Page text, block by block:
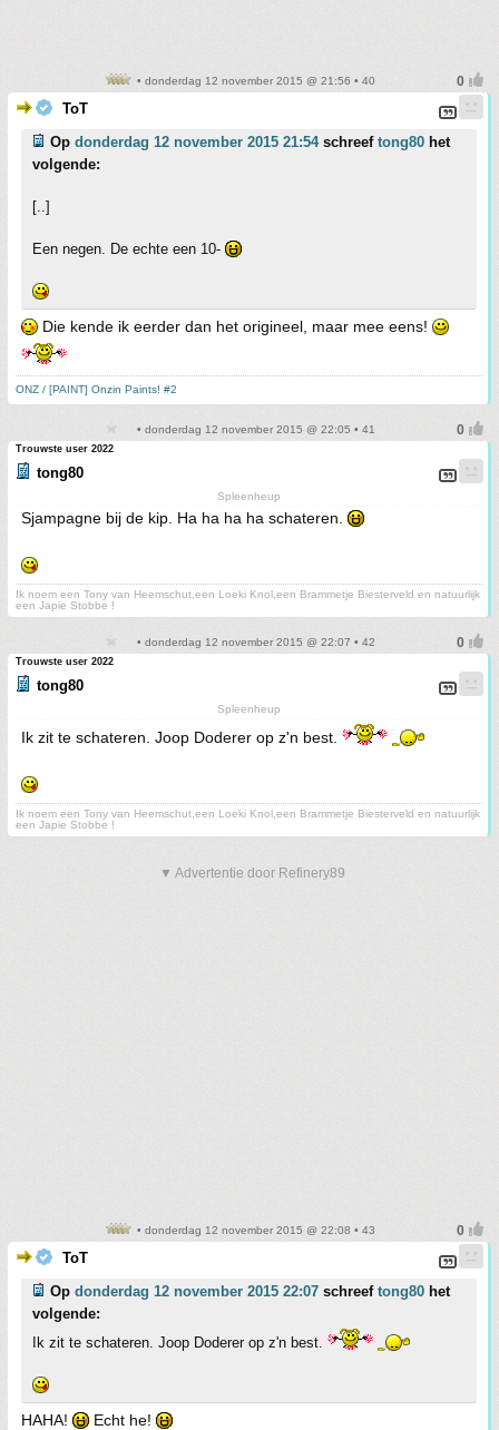
• donderdag 12 november 2015 @ 21:56 • 40
ToT
Op donderdag 12 november 2015 21:54schreef tong80 het
volgende:
[..]
Een negen. De echte een 10-
Die kende ik eerder dan het origineel, maar mee eens!
ONZ / [PAINT] Onzin Paints! #2
• donderdag 12 november 2015 @ 22:05 • 41
Trouwste user 2022
tong80
Spleenheup
Sjampagne bij de kip. Ha ha ha ha schateren.
Ik noem een Tony van Heemschut,een Loeki Knol,een Brammetje Biesterveld en natuurlijk
een Japie Stobbe !
• donderdag 12 november 2015 @ 22:07 • 42
Trouwste user 2022
tong80
Spleenheup
Ik zit te schateren. Joop Doderer op z'n best.
Ik noem een Tony van Heemschut,een Loeki Knol,een Brammetje Biesterveld en natuurlijk
een Japie Stobbe !
▼ Advertentie door Refinery89
• donderdag 12 november 2015 @ 22:08 • 43
ToT
Op donderdag 12 november 2015 22:07 schreef tong80 het
volgende:
Ik zit te schateren. Joop Doderer op z'n best.
HAHA! Echt he!